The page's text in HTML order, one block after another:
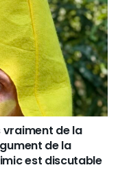
vraiment de la
de la
est discutable